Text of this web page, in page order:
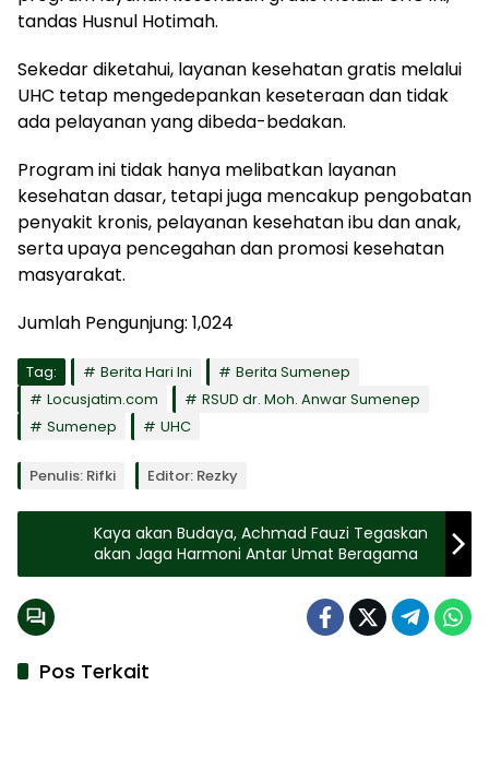
tandas Husnul Hotimah.
Sekedar diketahui, layanan kesehatan gratis melalui
UHC tetap mengedepankan keseteraan dan tidak
ada pelayanan yang dibeda-bedakan.
Program ini tidak hanya melibatkan layanan
kesehatan dasar, tetapi juga mencakup pengobatan
penyakit kronis, pelayanan kesehatan ibu dan anak,
serta upaya pencegahan dan promosi kesehatan
masyarakat.
Jumlah Pengunjung: 1,024
Tag: Berita Hari Ini
Berita Sumenep
Locusjatim.com
RSUD dr. Moh. Anwar Sumenep
Sumenep
UHC
Penulis: Rifki Editor: Rezky
Kaya akan Budaya, Achmad Fauzi Tegaskan
akan Jaga Harmoni Antar Umat Beragama
Pos Terkait